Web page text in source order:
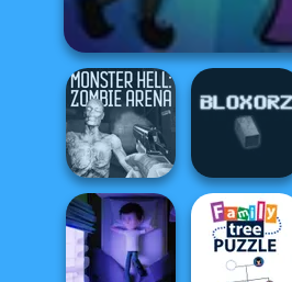
Monster Hell:
Zombie Arena
Bloxorz